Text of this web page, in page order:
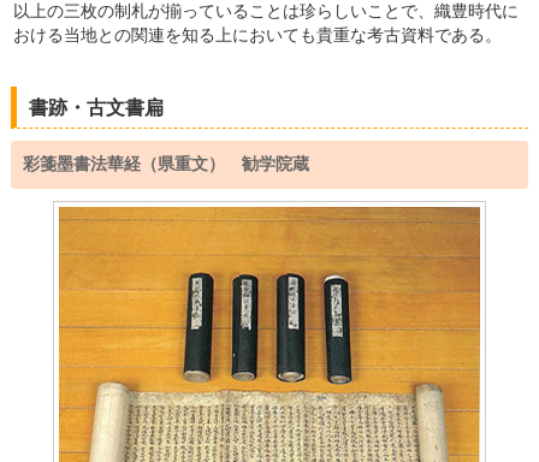
以上の三枚の制札が揃っていることは珍らしいことで、織豊時代に
おける当地との関連を知る上においても貴重な考古資料である。
書跡・古文書扁
彩箋墨書法華経（県重文） 勧学院蔵